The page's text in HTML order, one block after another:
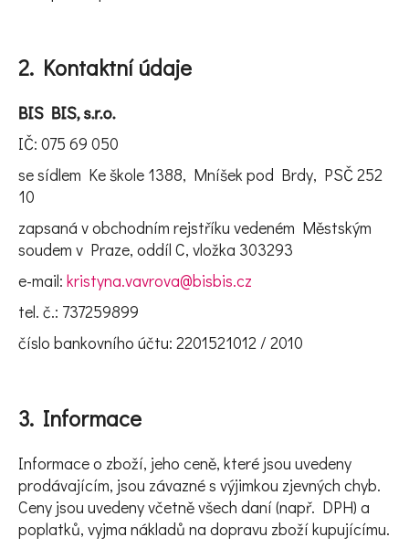
2. Kontaktní údaje
BIS BIS, s.r.o.
IČ: 075 69 050
se sídlem Ke škole 1388, Mníšek pod Brdy, PSČ 252
10
zapsaná v obchodním rejstříku vedeném Městským
soudem v Praze, oddíl C, vložka 303293
e-mail: kristyna.vavrova@bisbis.cz
tel. č.: 737259899
číslo bankovního účtu: 2201521012 / 2010
3. Informace
Informace o zboží, jeho ceně, které jsou uvedeny
prodávajícím, jsou závazné s výjimkou zjevných chyb.
Ceny jsou uvedeny včetně všech daní (např. DPH) a
poplatků, vyjma nákladů na dopravu zboží kupujícímu.
r
u
č
u
j
e
m
e